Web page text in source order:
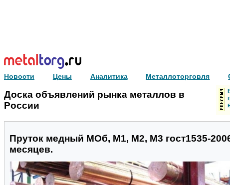
Новости Цены Аналитика Металлоторговля
Доска объявлений рынка металлов в
России
Пруток медный МОб, М1, М2, М3 гост1535-
месяцев.